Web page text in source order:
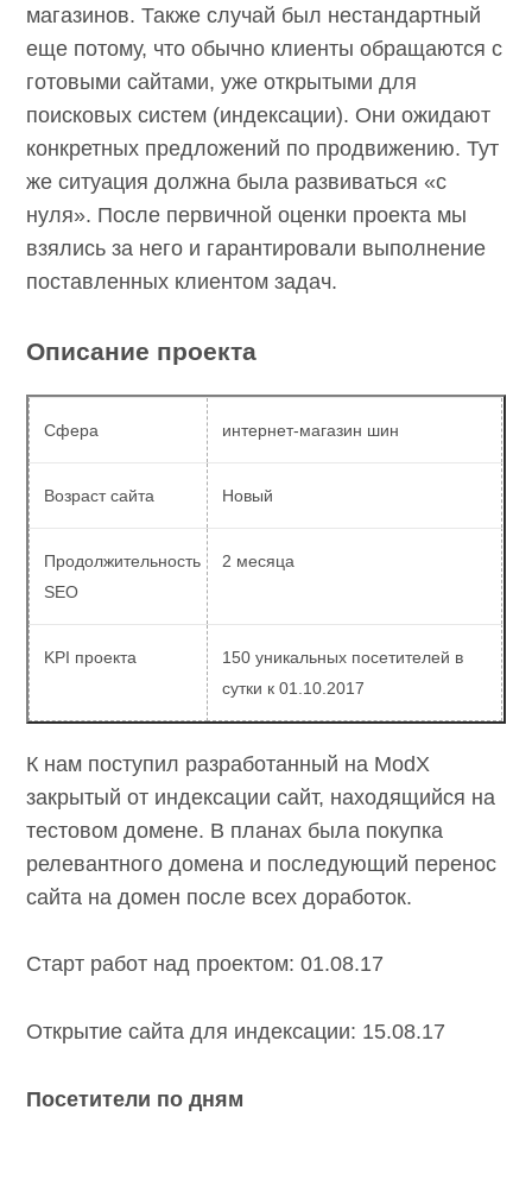
выдаче агрегаторов и схожих сайтов/
интернет-магазинов. Также случай был
нестандартный еще потому, что обычно
клиенты обращаются с готовыми сайтами,
уже открытыми для поисковых систем
(индексации). Они ожидают конкретных
предложений по продвижению. Тут же
ситуация должна была развиваться «с нуля».
После первичной оценки проекта мы
выполнение поставленных клиентом задач.
Описание проекта
Сфера интернет-магазин шин
Возраст сайта Новый
Продолжительность
SEO
KPI проекта
150 уникальных посетителей в
сутки к 01.10.2017
К нам поступил разработанный на ModX
закрытый от индексации сайт, находящийся
на тестовом домене. В планах была покупка
перенос сайта на домен после всех
SEOnews использует cookie-файлы иобрабатывает
персональные данные с использованием Яндекс
Метрики. Это улучшает работу сайта и
взаимодействие с ним. Подтвердите ваше
согласие, нажав кнопу Ок.
Ок